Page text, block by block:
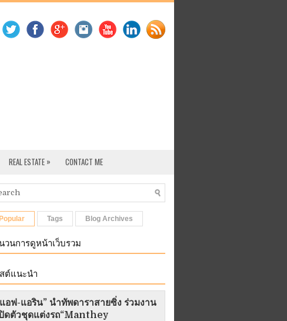
REAL ESTATE » CONTACT ME
Popular Tags Blog Archives
วนการดูหน้าเว็บรวม
ต์แนะนำ
อฟ-แอริน” นำทัพดาราสายซิ่ง ร่วมงาน
ดตัวชุดแต่งรถ“Manthey